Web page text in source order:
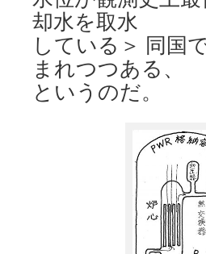
却水を取水
している＞ 同国
まれつつある、
というのだ。